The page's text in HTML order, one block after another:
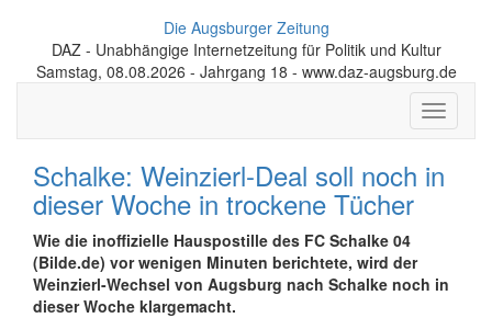
Die Augsburger Zeitung
DAZ - Unabhängige Internetzeitung für Politik und Kultur
Samstag, 08.08.2026 - Jahrgang 18 - www.daz-augsburg.de
Toggle
Schalke: Weinzierl-Deal soll noch in
dieser Woche in trockene Tücher
Wie die inoffizielle Hauspostille des FC Schalke 04
(Bilde.de) vor wenigen Minuten berichtete, wird der
Weinzierl-Wechsel von Augsburg nach Schalke noch in
dieser Woche klargemacht.